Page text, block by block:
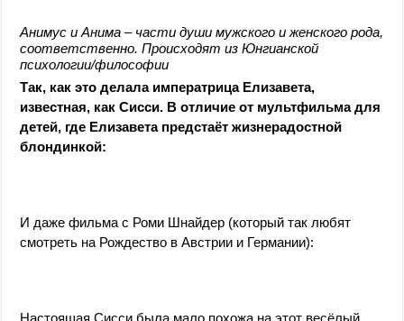
Анимус и Анима – части души мужского и женского рода,
соответственно. Происходят из Юнгианской
психологии/философии
Так, как это делала императрица Елизавета,
известная, как Сисси. В отличие от мультфильма для
детей, где Елизавета предстаёт жизнерадостной
блондинкой:
И даже фильма с Роми Шнайдер (который так любят
смотреть на Рождество в Австрии и Германии):